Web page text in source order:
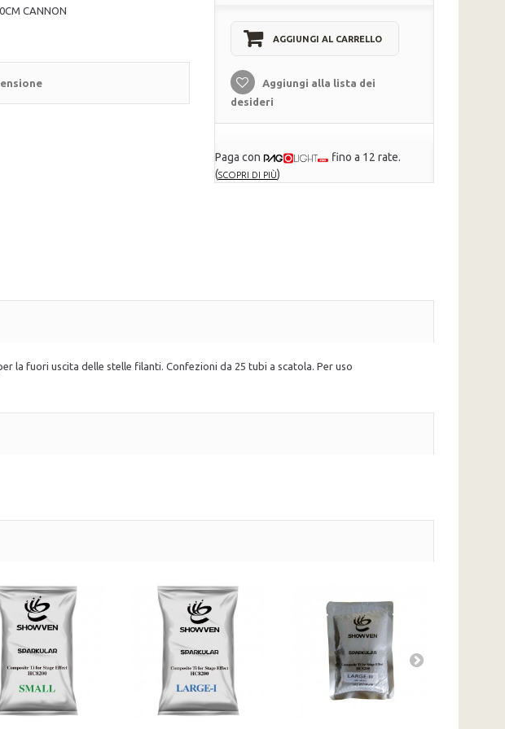
CANNON
AGGIUNGI AL CARRELLO
Aggiungi alla lista dei
desideri
Paga con
fino a 12 rate.
(SCOPRI DI PIÙ)
la fuori uscita delle stelle filanti. Confezioni da 25 tubi a scatola. Per uso